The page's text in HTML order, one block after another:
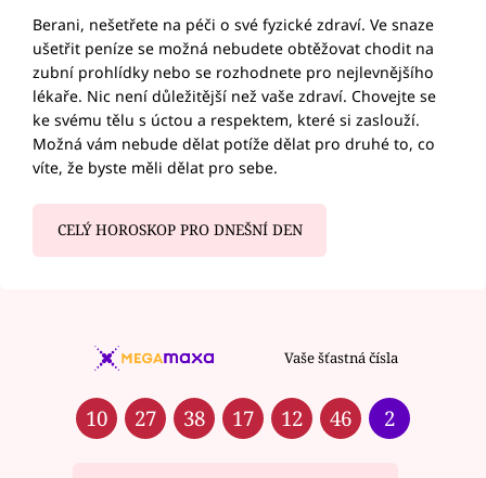
Berani, nešetřete na péči o své fyzické zdraví. Ve snaze
ušetřit peníze se možná nebudete obtěžovat chodit na
zubní prohlídky nebo se rozhodnete pro nejlevnějšího
lékaře. Nic není důležitější než vaše zdraví. Chovejte se
ke svému tělu s úctou a respektem, které si zaslouží.
Možná vám nebude dělat potíže dělat pro druhé to, co
víte, že byste měli dělat pro sebe.
CELÝ HOROSKOP PRO DNEŠNÍ DEN
Vaše šťastná čísla
10 27 38 17 12 46 2